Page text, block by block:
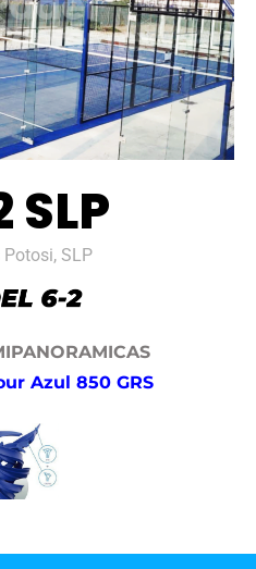
SLP
SLP
Azul 850 GRS